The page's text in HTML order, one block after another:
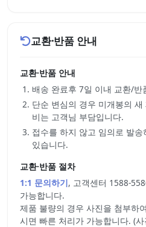
교환·반품 안내
교환·반품 안내
배송 완료후 7일 이내 교환/반
단순 변심의 경우 미개봉의
비는 고객님 부담입니다.
접수를 하지 않고 임의로 발
있습니다.
교환·반품 절차
1:1 문의하기, 고객센터 1588-
가능합니다.
제품 불량의 경우 사진을 첨부하여
시면 빠른 처리가 가능합니다. (